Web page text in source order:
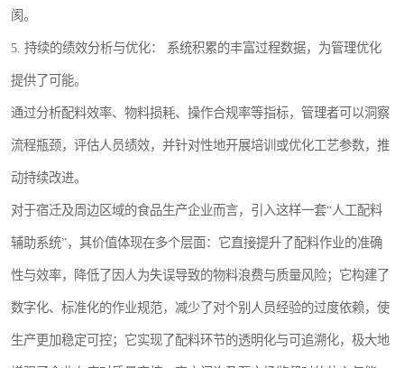
阂。
5. 持续的绩效分析与优化： 系统积累的丰富过程数据，为管理优化
提供了可能。
通过分析配料效率、物料损耗、操作合规率等指标，管理者可以洞察
流程瓶颈，评估人员绩效，并针对性地开展培训或优化工艺参数，推
动持续改进。
对于宿迁及周边区域的食品生产企业而言，引入这样一套“人工配料
辅助系统”，其价值体现在多个层面：它直接提升了配料作业的准确
性与效率，降低了因人为失误导致的物料浪费与质量风险；它构建了
数字化、标准化的作业规范，减少了对个别人员经验的过度依赖，使
生产更加稳定可控；它实现了配料环节的透明化与可追溯化，极大地